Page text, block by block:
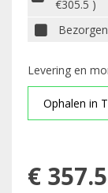
€305.5 )
Levering en
€ 357.5